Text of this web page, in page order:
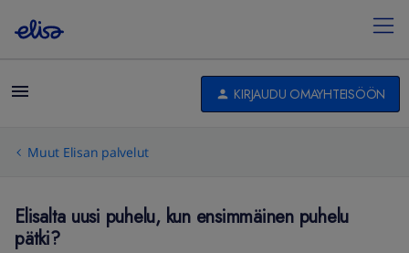
KIRJAUDU OMAYHTEISÖÖN
Muut Elisan palvelut
Elisalta uusi puhelu, kun ensimmäinen puhelu
pätki?